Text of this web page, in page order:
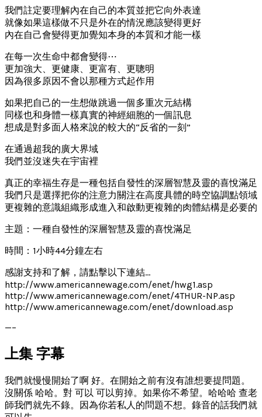
我們註定要理解內在自己的本質並把它向外表達
就像如果這樣做不只是外在的情況應該變得更好
內在自己會變得更加覺知本身的本質和才能一樣
在每一次生命中都會變得⋯
更加強大、更健康、更富有、更聰明
因為很多原因不會以那種方式起作用
如果把自己的一生想做跳過一個多重次元結構
同樣也和身體一樣真實的神經細胞的一個訊息
想成是對多面人格來說的較大的“反省的一刻”
在通過超我的廣大界域
我們並沒迷失在宇宙裡
真正的幸福生存是一種包括自發性的深層智慧及靈的喜悅滿足
我們只是選擇把你的注意力關注在高度具體的時空協調點領域
更複雜的意識組織形成進入和啟動更複雜的肉體結構是必要的
主題：一種自發性的深層智慧及靈的喜悅滿足
時間：1小時44分鐘左右
感謝支持和了解，請點擊以下連結…
http://www.americannewage.com/enet/hwg1.asp
http://www.americannewage.com/enet/4THUR-NP.asp
http://www.americannewage.com/enet/download.asp
—–
上集 字幕
我們就慢慢開始了啊 好。在開始之前有沒有誰想要提問題。
沒關係 哈哈。對 可以 可以剪掉。如果你不希望。哈哈哈 查老
師我們就先不錄。因為你若私人的問題不想。錄音的話我們就